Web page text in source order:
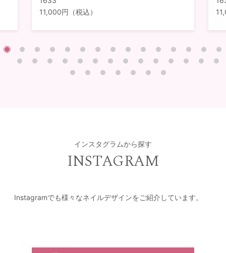
11,000円（税込）
インスタグラムから探す
INSTAGRAM
Instagramでも様々なネイルデザインをご紹介しています。